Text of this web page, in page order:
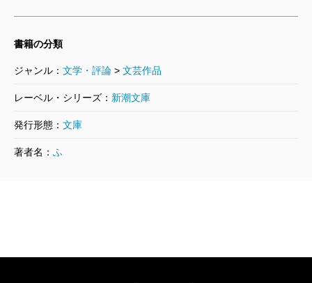
の低酸素による視力低下、凍傷、決死のビバーク、死
の影が明確に二人に迫るが、二人は諦めない。ジリジ
書籍の分類
ジャンル： 文学・評論 > 文芸作品
レーベル・シリーズ： 新潮文庫
発行形態： 文庫
著者名： ふ